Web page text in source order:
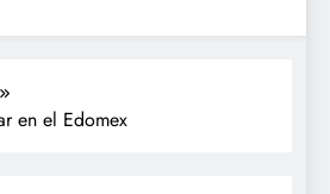
en el Edomex